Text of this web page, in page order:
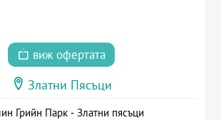
виж офертата
Златни Пясъци
Грийн Парк - Златни пясъци